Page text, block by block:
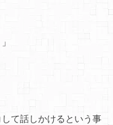
」
て話しかけるという事